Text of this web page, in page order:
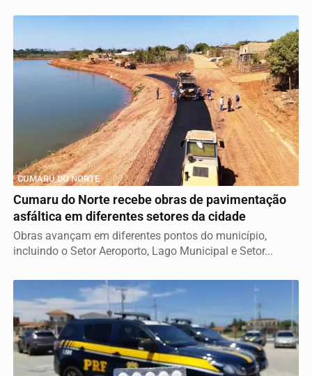
CUMARU DO NORTE
Cumaru do Norte recebe obras de pavimentação
asfáltica em diferentes setores da cidade
Obras avançam em diferentes pontos do município,
incluindo o Setor Aeroporto, Lago Municipal e Setor...